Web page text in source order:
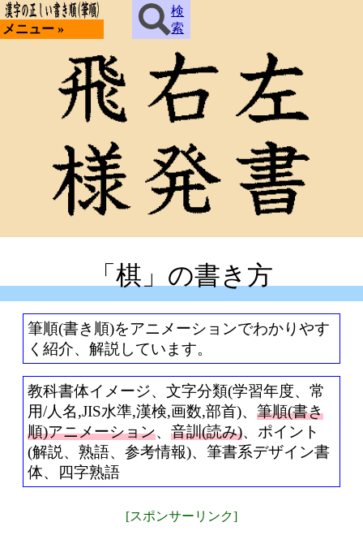
メニュー »
検
索
「棋」の書き方
筆順(書き順)をアニメーションでわかりやす
く紹介、解説しています。
教科書体イメージ、文字分類(学習年度、常
用/人名,JIS水準,漢検,画数,部首)、 筆順(書き
順)アニメーション、 音訓(読み)、ポイント
(解説、熟語、参考情報)、筆書系デザイン書
体、四字熟語
[スポンサーリンク]